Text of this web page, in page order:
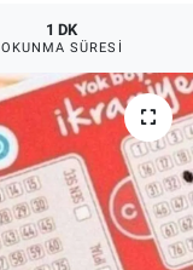
1 DK
OKUNMA SÜRESI